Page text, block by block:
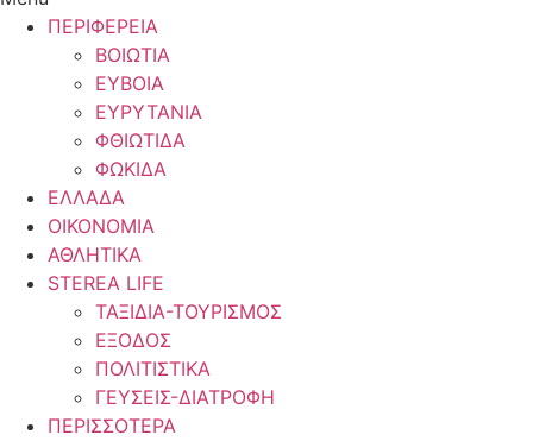
ΠΕΡΙΦΕΡΕΙΑ
ΒΟΙΩΤΙΑ
ΕΥΒΟΙΑ
ΕΥΡΥΤΑΝΙΑ
ΦΘΙΩΤΙΔΑ
ΦΩΚΙΔΑ
ΕΛΛΑΔΑ
ΟΙΚΟΝΟΜΙΑ
ΑΘΛΗΤΙΚΑ
STEREA LIFE
ΤΑΞΙΔΙΑ-ΤΟΥΡΙΣΜΟΣ
ΕΞΟΔΟΣ
ΠΟΛΙΤΙΣΤΙΚΑ
ΓΕΥΣΕΙΣ-ΔΙΑΤΡΟΦΗ
ΠΕΡΙΣΣΟΤΕΡΑ